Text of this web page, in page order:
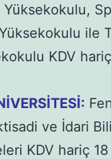
Yüksekokulu,
ile
KDV
ve İdari
KDV hariç